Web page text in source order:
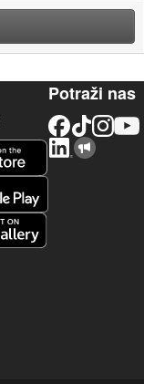
Potraži nas